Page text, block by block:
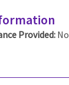
Provided: No